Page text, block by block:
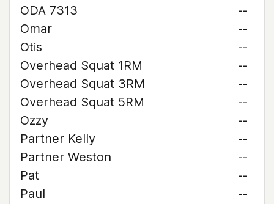
ODA 7313
--
Omar
--
Otis
--
Overhead Squat 1RM
--
Overhead Squat 3RM
--
Overhead Squat 5RM
--
Ozzy
--
Partner Kelly
--
Partner Weston
--
Pat
--
Paul
--